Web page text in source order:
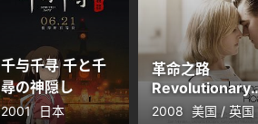
千与千寻 千と千
尋の神隠し
2001 日本
革命之路
Revolutionary
Road
2008 美国 / 英国